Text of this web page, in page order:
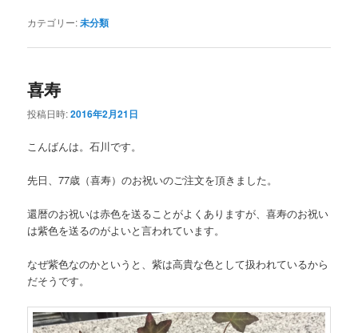
カテゴリー:未分類
喜寿
投稿日時:2016年2月21日
こんばんは。石川です。
先日、77歳（喜寿）のお祝いのご注文を頂きました。
還暦のお祝いは赤色を送ることがよくありますが、喜寿のお祝い
は紫色を送るのがよいと言われています。
なぜ紫色なのかというと、紫は高貴な色として扱われているから
だそうです。